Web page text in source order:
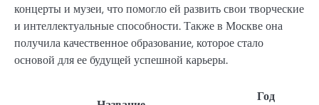
концерты и музеи, что помогло ей развить свои творческие
и интеллектуальные способности. Также в Москве она
получила качественное образование, которое стало
основой для ее будущей успешной карьеры.
Год